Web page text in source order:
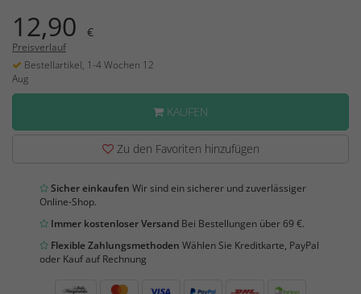
12,90 €
Preisverlauf
Bestellartikel, 1-4 Wochen 12
Aug
KAUFEN
Zu den Favoriten hinzufügen
Sicher einkaufen Wir sind ein sicherer und zuverlässiger
Online-Shop.
Immer kostenloser Versand Bei Bestellungen über 69 €.
Flexible Zahlungsmethoden Wählen Sie Kreditkarte, PayPal
oder Kauf auf Rechnung